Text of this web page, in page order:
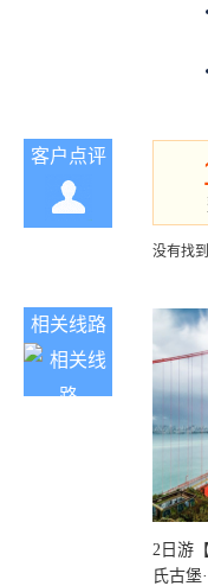
客户点评
没有找
相关线路
2日游
氏古堡